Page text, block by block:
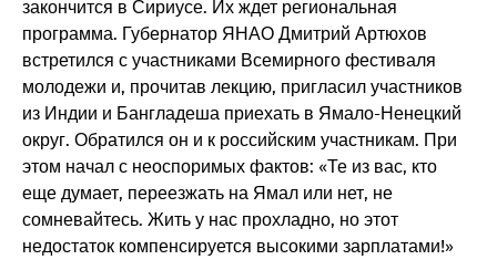
закончится в Сириусе. Их ждет региональная
программа. Губернатор ЯНАО Дмитрий Артюхов
встретился с участниками Всемирного фестиваля
молодежи и, прочитав лекцию, пригласил участников
из Индии и Бангладеша приехать в Ямало-Ненецкий
округ. Обратился он и к российским участникам. При
этом начал с неоспоримых фактов: «Те из вас, кто
еще думает, переезжать на Ямал или нет, не
сомневайтесь. Жить у нас прохладно, но этот
недостаток компенсируется высокими зарплатами!»